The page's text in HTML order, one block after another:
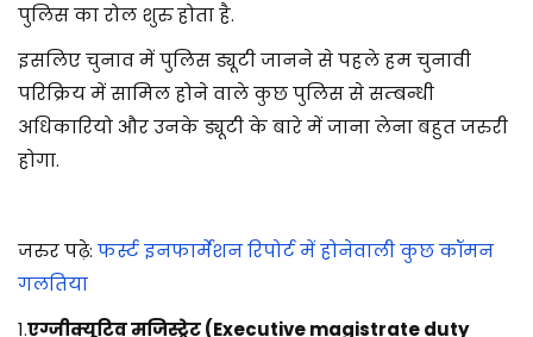
पुलिस का रोल शुरु होता है.
इसलिए चुनाव में पुलिस ड्यूटी जानने से पहले हम चुनावी
परिक्रिय में सामिल होने वाले कुछ पुलिस से सम्बन्धी
अधिकारियो और उनके ड्यूटी के बारे में जाना लेना बहुत जरुरी
होगा.
जरुर पढ़े: फर्स्ट इनफार्मेशन रिपोर्ट में होनेवाली कुछ कॉमन
गलतिया
1.एग्जीक्यूटिव मजिस्ट्रेट (Executive magistrate duty